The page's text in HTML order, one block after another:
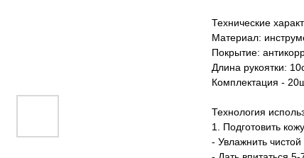
Технические
Материал:
Покрытие:
Длина рукоятки:
Комплектация -
Технология
1. Подготовить
- Увлажнить чистой